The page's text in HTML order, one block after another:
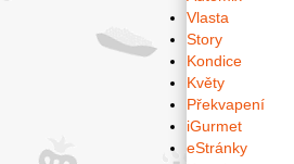
Vlasta
Story
Kondice
Květy
Překvapení
iGurmet
eStránky